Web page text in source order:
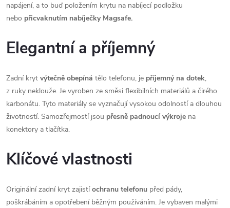
napájení, a to buď položením krytu na nabíjecí podložku
nebo přicvaknutím nabíječky Magsafe.
Elegantní a příjemný
Zadní kryt výtečně obepíná tělo telefonu, je příjemný na dotek,
z ruky neklouže. Je vyroben ze směsi flexibilních materiálů a čirého
karbonátu. Tyto materiály se vyznačují vysokou odolností a dlouhou
životností. Samozřejmostí jsou přesně padnoucí výkroje na
konektory a tlačítka.
Klíčové vlastnosti
Originální zadní kryt zajistí ochranu telefonu před pády,
poškrábáním a opotřebení běžným používáním. Je vybaven malými